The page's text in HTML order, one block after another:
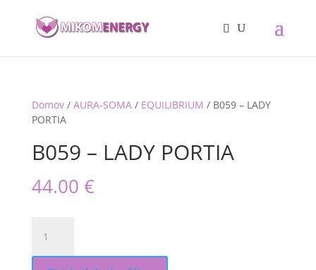
Domov/ AURA-SOMA/ EQUILIBRIUM / B059 – LADY
PORTIA
B059 – LADY PORTIA
44.00 €
B059
-